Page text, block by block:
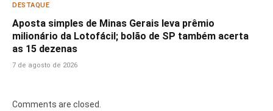
DESTAQUE
Aposta simples de Minas Gerais leva prêmio
milionário da Lotofácil; bolão de SP também acerta
as 15 dezenas
7 de agosto de 2026
Comments are closed.